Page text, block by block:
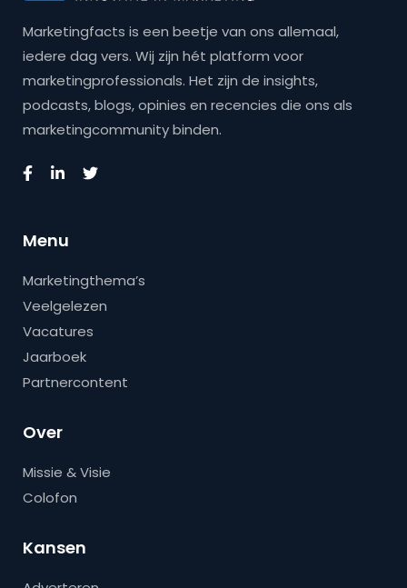
Marketingfacts is een beetje van ons allemaal,
iedere dag vers. Wij zijn hét platform voor
marketingprofessionals. Het zijn de insights,
podcasts, blogs, opinies en recencies die ons als
marketingcommunity binden.
Menu
Marketingthema’s
Veelgelezen
Vacatures
Jaarboek
Partnercontent
Over
Missie & Visie
Colofon
Kansen